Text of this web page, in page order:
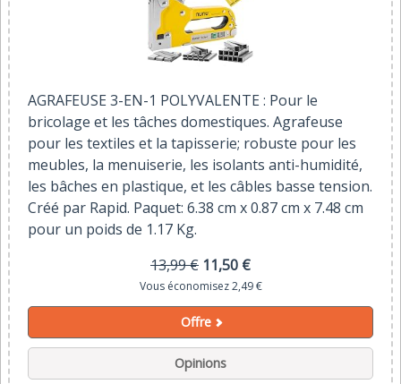
AGRAFEUSE 3-EN-1 POLYVALENTE : Pour le
bricolage et les tâches domestiques. Agrafeuse
pour les textiles et la tapisserie; robuste pour les
meubles, la menuiserie, les isolants anti-humidité,
les bâches en plastique, et les câbles basse tension.
Créé par Rapid. Paquet: 6.38 cm x 0.87 cm x 7.48 cm
pour un poids de 1.17 Kg.
13,99 € 11,50 €
Vous économisez 2,49 €
Offre
Opinions